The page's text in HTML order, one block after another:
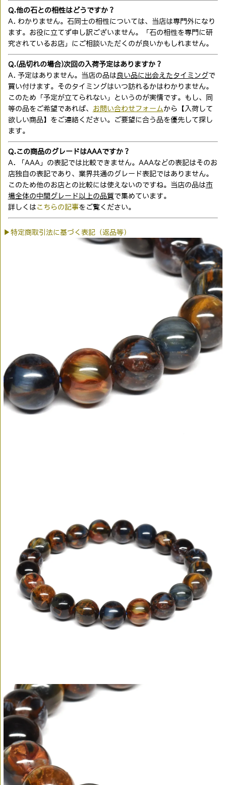
Q.他の石との相性はどうですか？
A. わかりません。石同士の相性については、当店は専門外になり
ます。お役に立てず申し訳ございません。「石の相性を専門に研
究されているお店」にご相談いただくのが良いかもしれません。
Q.(品切れの場合)次回の入荷予定はありますか？
A. 予定はありません。当店の品は 良い品に出会えたタイミングで
買い付けます。そのタイミングはいつ訪れるかはわかりません。
このため「予定が立てられない」というのが実情です。もし、同
等の品をご希望であれば、 お問い合わせフォーム から【入荷して
欲しい商品】をご連絡ください。ご要望に合う品を優先して探し
ます。
Q.この商品のグレードはAAAですか？
A. 「AAA」の表記では比較できません。AAAなどの表記はそのお
店独自の表記であり、業界共通のグレード表記ではありません。
このため他のお店との比較には使えないのですね。当店の品は市
場全体の中間グレード以上の品質で集めています。
詳しくは こちらの記事をご覧ください。
▶特定商取引法に基づく表記（返品等）